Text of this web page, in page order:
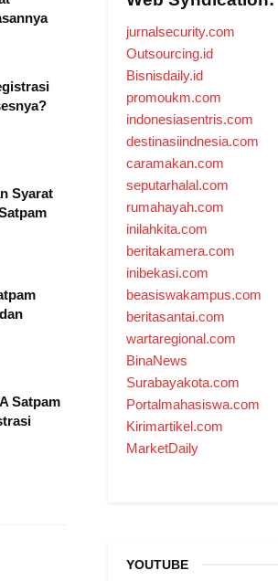
Syarat
Satpam
jurnalsecurity.com
Outsourcing.id
Bisnisdaily.id
promoukm.com
indonesiasentris.com
destinasiindnesia.com
caramakan.com
seputarhalal.com
rumahayah.com
inilahkita.com
beritakamera.com
inibekasi.com
beasiswakampus.com
beritasantai.com
wartaregional.com
BinaNews
Surabayakota.com
Portalmahasiswa.com
Kirimartikel.com
MarketDaily
YOUTUBE